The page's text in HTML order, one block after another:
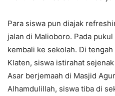
Para siswa pun diajak
jalan di Malioboro. Pada
kembali ke sekolah. Di
Klaten, siswa istirahat
Asar berjemaah di Masjid
Alhamdulillah, siswa tiba di